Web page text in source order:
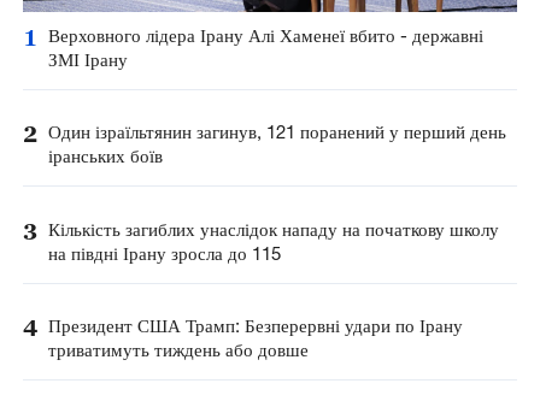
1
Верховного лідера Ірану Алі Хаменеї вбито - державні
ЗМІ Ірану
2 Один ізраїльтянин загинув, 121 поранений у перший день
іранських боїв
3 Кількість загиблих унаслідок нападу на початкову школу
на півдні Ірану зросла до 115
4 Президент США Трамп: Безперервні удари по Ірану
триватимуть тиждень або довше